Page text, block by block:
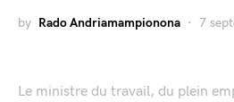
by Rado Andriamampionona 7
Le ministre du travail, du plein